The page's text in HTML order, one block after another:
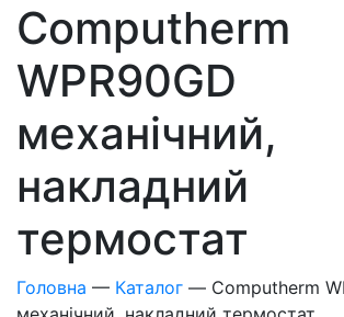
Computherm
WPR90GD
механічний,
накладний
термостат
Головна — Каталог — Computherm